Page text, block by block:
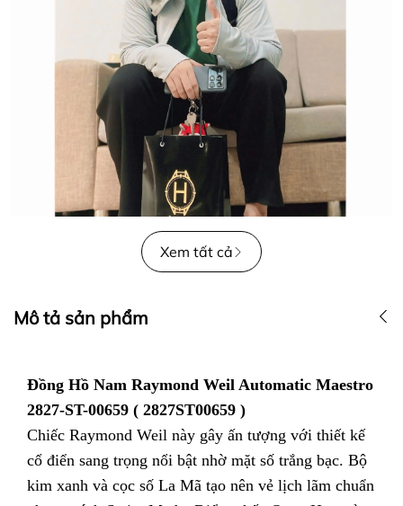
Xem tất cả
Mô tả sản phẩm
Đồng Hồ Nam Raymond Weil Automatic Maestro
2827-ST-00659 ( 2827ST00659 )
Chiếc Raymond Weil này gây ấn tượng với thiết kế
cổ điển sang trọng nổi bật nhờ mặt số trắng bạc. Bộ
kim xanh và cọc số La Mã tạo nên vẻ lịch lãm chuẩn